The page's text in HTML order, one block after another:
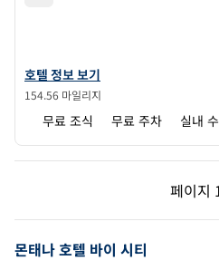
햄튼 인 버테의 호텔 정보 보기
호텔 정보 보기
154.56 마일리지
무료 조식 무료 주차 실내
페
이전 페이지,
페이지
몬태나 호텔 바이 시티